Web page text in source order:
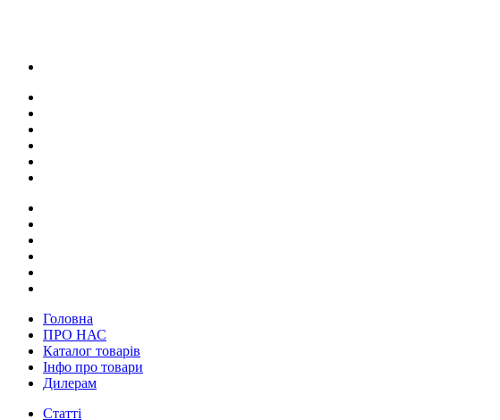
Головна
ПРО НАС
Каталог товарів
Інфо про товари
Дилерам
Статті